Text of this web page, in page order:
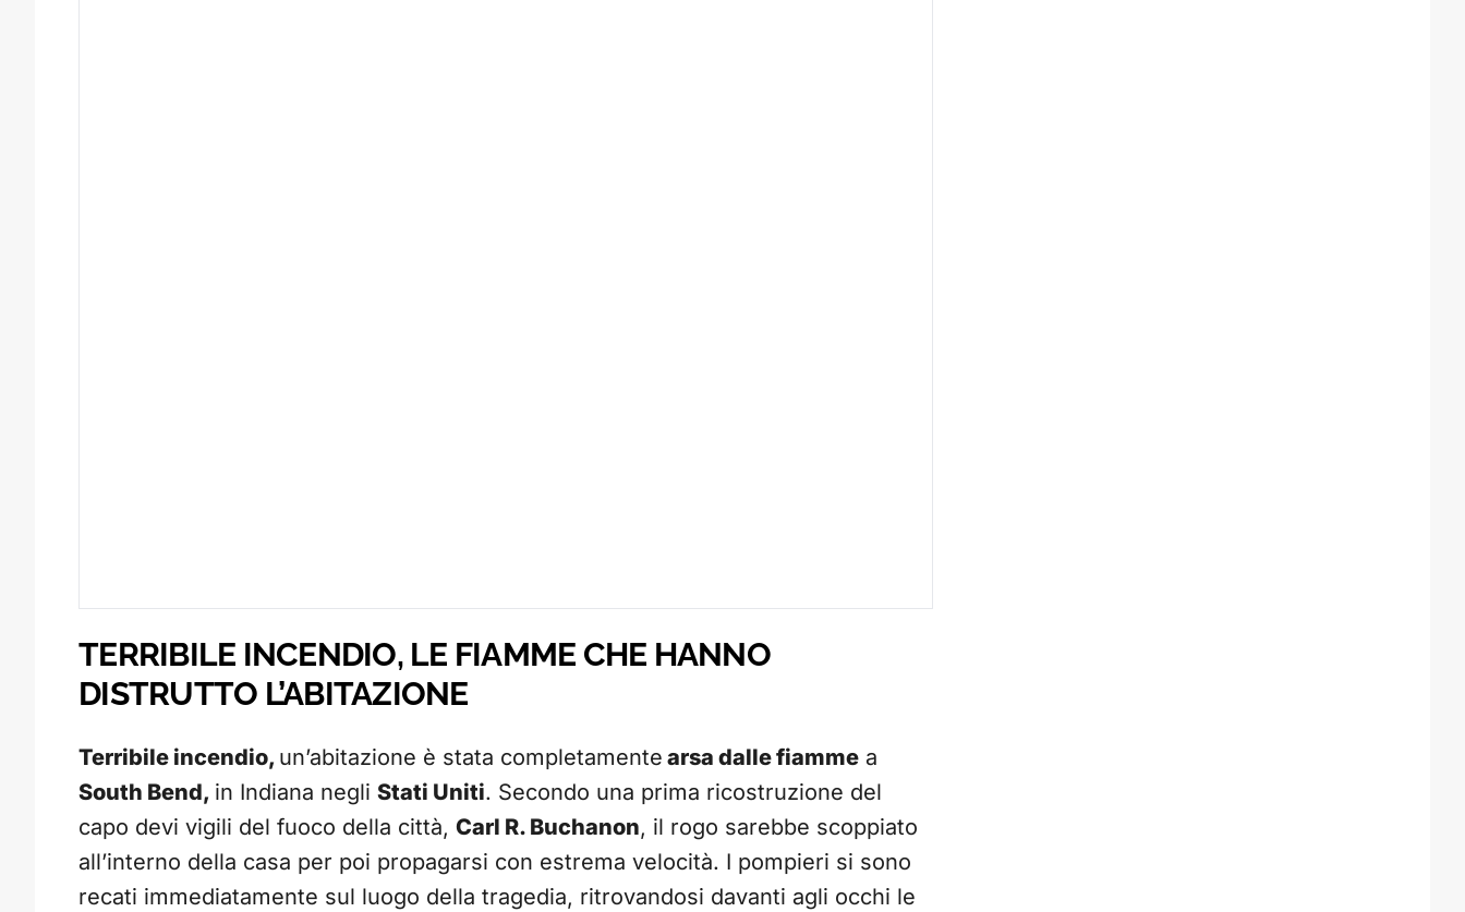
TERRIBILE INCENDIO, LE FIAMME CHE HANNO
DISTRUTTO L’ABITAZIONE
Terribile incendio, un’abitazione è stata completamente arsa dalle fiamme a
South Bend, in Indiana negli Stati Uniti. Secondo una prima ricostruzione del
capo devi vigili del fuoco della città, Carl R. Buchanon, il rogo sarebbe scoppiato
all’interno della casa per poi propagarsi con estrema velocità. I pompieri si sono
recati immediatamente sul luogo della tragedia, ritrovandosi davanti agli occhi le